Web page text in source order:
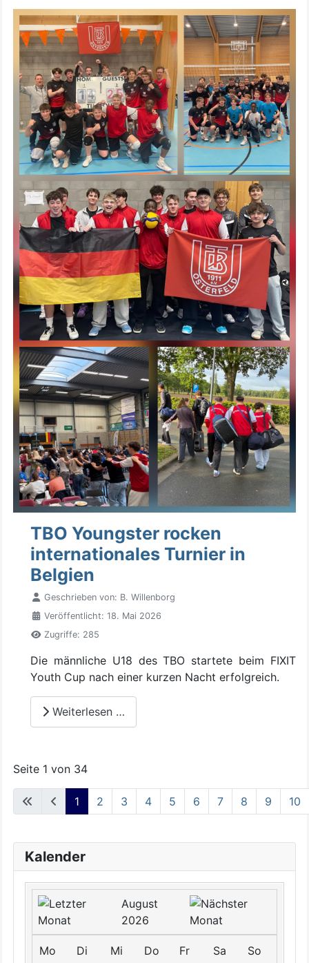
Kalender
August
2026
Mo Di Mi Do Fr Sa So
TBO Youngster rocken
internationales Turnier in
Belgien
Geschrieben von: B. Willenborg
Veröffentlicht: 18. Mai 2026
Zugriffe: 285
Die männliche U18 des TBO startete beim FIXIT
Youth Cup nach einer kurzen Nacht erfolgreich.
Weiterlesen …
Seite 1 von 34
1 2 3 4 5 6 7 8 9 10